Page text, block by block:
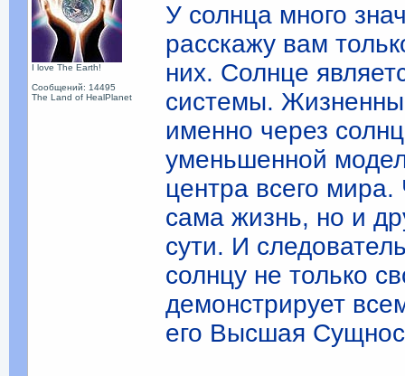
I love The Earth!
Сообщений: 14495
The Land of HealPlanet
У солнца много
расскажу вам
них. Солнце
системы.
именно через
уменьшенной
центра всего мира.
сама жизнь, но и
сути. И
солнцу не только
демонстрирует
его Высшая